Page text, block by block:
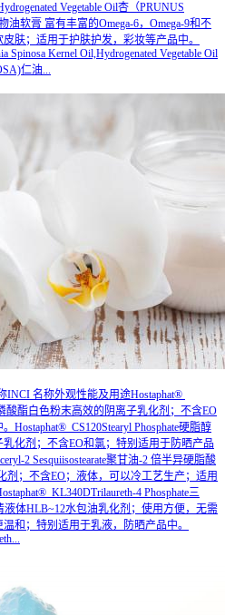
Vegetable Oil杏（PRUNUS
软膏 富有丰富的Omega-6，Omega-9和不
肤；适用于护肤护发，彩妆等产品中。
Spinosa Kernel Oil,Hydrogenated Vegetable Oil
仁油...
INCI 名称外观性能及用途Hostaphat®
酸酯白色粉末高效的阴离子乳化剂；不含EO
Hostaphat® CS120Stearyl Phosphate硬脂醇
化剂；不含EO和氯；特别适用于防晒产品
2 Sesquiisostearate聚甘油-2 倍半异硬脂酸
剂；不含EO；液体，可以冷工艺生产；适用
KL340DTrilaureth-4 Phosphate三
液体HLB~12水包油乳化剂；使用方便，无需
和；特别适用于乳液，防晒产品中。